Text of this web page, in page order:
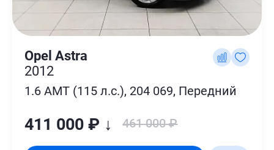
Opel Astra
2012
1.6 AMT (115 л.с.), 204 069, Передний
411 000 ₽ ↓ 461 000 ₽